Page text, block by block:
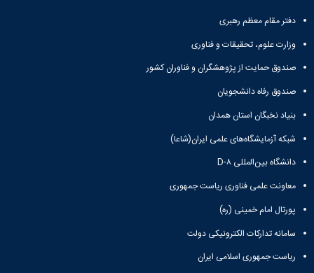
پژوهشی
تحصیلات
تکمیلی
کمیته
منتخب
ممیزی
کمیته
ترفیع
شورای
فرهنگی
دانشکده
آئین
نامه
ها
سمینارها
و
پایان
ها
آیین‌نامه‌های
معاونت
آموزشی
گروه
صنایع
گروه
نشریات
پژوهش
های
مهندسی
در
سیستم
Journal
of
Stress
Analysis
ارتباط
مکانیک
مهندسی
کامپیوتر
دفتر مقام معظم رهبری
وزارت علوم، تحقیقات و فناوری
صندوق حمایت از پژوهشگران و فناوران کشور
صندوق رفاه دانشجویان
بنیاد نخبگان استان همدان
شبکه آزمایشگاه‌های علمی ایران(شاعا)
دانشگاه بین‌المللی D-۸
معاونت علمی فناوری ریاست جمهوری
پورتال امام خمینی (ره)
سامانه تدارکات الکترونیکی دولت
ریاست جمهوری اسلامی ایران